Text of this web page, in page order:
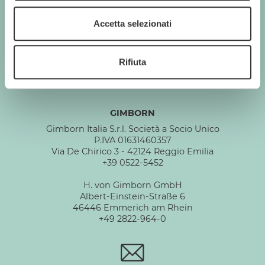
Accetta selezionati
Rifiuta
GIMBORN
Cats. Dogs. Love.
GIMBORN
Gimborn Italia S.r.l. Società a Socio Unico
P.IVA 01631460357
Via De Chirico 3 - 42124 Reggio Emilia
+39 0522-5452
H. von Gimborn GmbH
Albert-Einstein-Straße 6
46446 Emmerich am Rhein
+49 2822-964-0